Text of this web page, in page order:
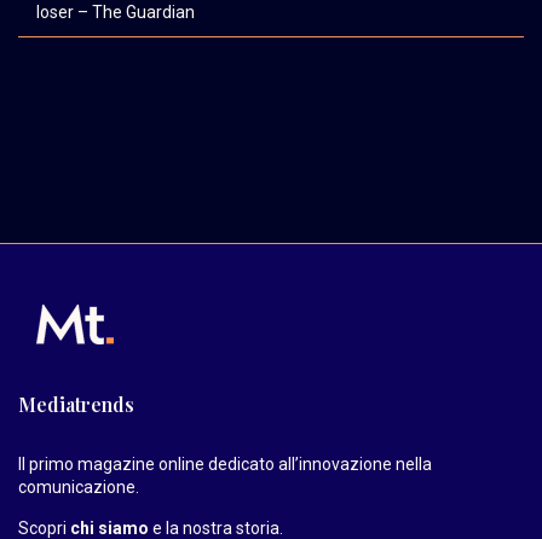
loser – The Guardian
Mediatrends
Il primo magazine online dedicato all’innovazione nella
comunicazione.
Scopri chi siamo e la nostra storia